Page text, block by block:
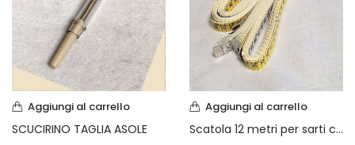
Vintage (165)
Aggiungi al carrello
SCUCIRINO TAGLIA ASOLE
Aggiungi al carrello
Scatola 12 metri per sarti cm 150